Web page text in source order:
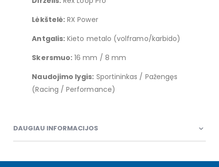
Lėkštelė: RX Power
Antgalis: Kieto metalo (volframo/karbido)
Skersmuo: 16 mm / 8 mm
Naudojimo lygis: Sportininkas / Pažengęs
(Racing / Performance)
DAUGIAU INFORMACIJOS